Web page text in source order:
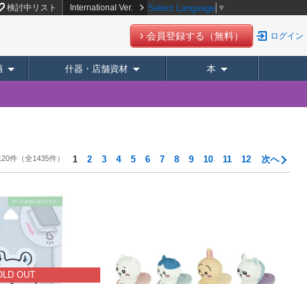
検討中リスト International Ver. Select Language ▼
会員登録する（無料） ログイン
什器・店舗資材 本
件（全1435件） 1 2 3 4 5 6 7 8 9 10 11 12 次へ
OUT